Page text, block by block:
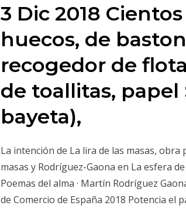
3 Dic 2018
huecos, de
recogedor de
de toallitas,
bayeta),
La intención de La lira de las masas,
masas y Rodríguez-Gaona en La esfera
Poemas del alma · Martín Rodríguez
de Comercio de España 2018 Potencia